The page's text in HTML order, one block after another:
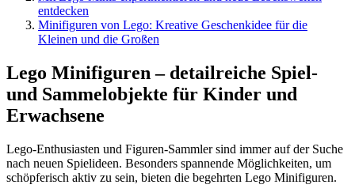
entdecken
Minifiguren von Lego: Kreative Geschenkidee für die
Kleinen und die Großen
Lego Minifiguren – detailreiche Spiel-
und Sammelobjekte für Kinder und
Erwachsene
Lego-Enthusiasten und Figuren-Sammler sind immer auf der Suche
nach neuen Spielideen. Besonders spannende Möglichkeiten, um
schöpferisch aktiv zu sein, bieten die begehrten Lego Minifiguren.